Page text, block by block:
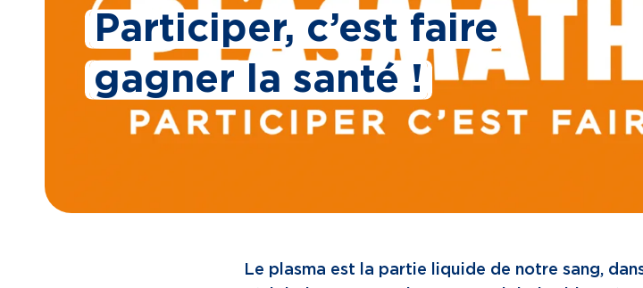
Participer, c’est faire
gagner la santé !
Le plasma est la partie liquide de notre sang,